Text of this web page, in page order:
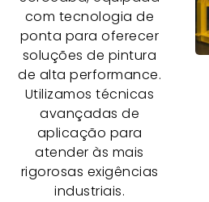
com tecnologia de
ponta para oferecer
soluções de pintura
de alta performance.
Utilizamos técnicas
avançadas de
aplicação para
atender às mais
rigorosas exigências
industriais.